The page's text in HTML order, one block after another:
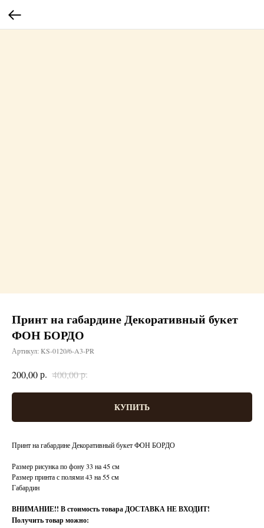
Принт на габардине Декоративный букет
ФОН БОРДО
Артикул: KS-0120/6-A3-PR
200,00р. 400,00р.
КУПИТЬ
Принт на габардине Декоративный букет ФОН БОРДО
Размер рисунка по фону 33 на 45 см
Размер принта с полями 43 на 55 см
Габардин
ВНИМАНИЕ!! В стоимость товара ДОСТАВКА НЕ ВХОДИТ!
Получить товар можно: